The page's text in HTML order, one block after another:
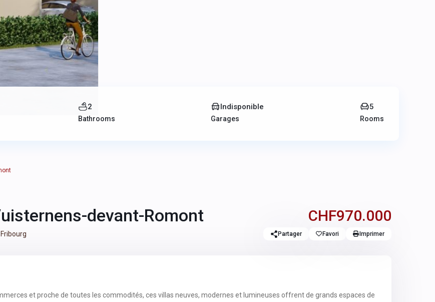
2
Bathrooms
Indisponible
Garages
5
Rooms
devant-Romont CHF970.000
Fribourg Partager Favori Imprimer
et proche de toutes les commodités, ces villas neuves, modernes et lumineuses offrent de grands espaces de